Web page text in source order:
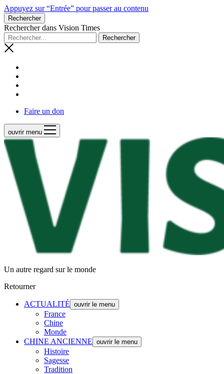
Appuyez sur “Entrée” pour passer au contenu
Rechercher
Rechercher dans Vision Times
Faire un don
ouvrir menu
Un autre regard sur le monde
Retourner
ACTUALITÉ ouvrir le menu
France
Chine
Monde
CHINE ANCIENNE ouvrir le menu
Histoire
Sagesse
Tradition